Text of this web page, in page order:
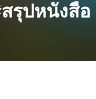
รุปหนังสือ
| MM